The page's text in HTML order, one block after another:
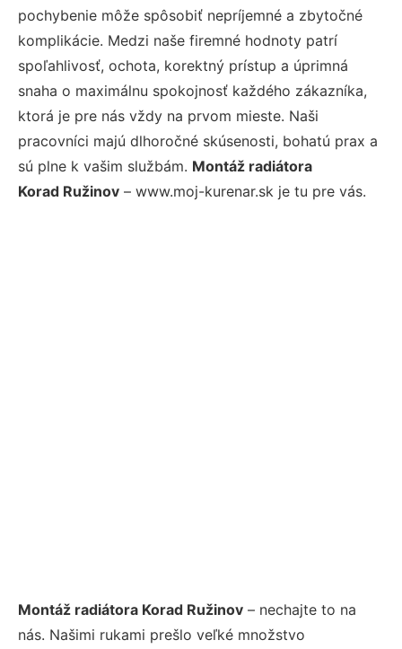
pochybenie môže spôsobiť nepríjemné a zbytočné
komplikácie. Medzi naše firemné hodnoty patrí
spoľahlivosť, ochota, korektný prístup a úprimná
snaha o maximálnu spokojnosť každého zákazníka,
ktorá je pre nás vždy na prvom mieste. Naši
pracovníci majú dlhoročné skúsenosti, bohatú prax a
sú plne k vašim službám. Montáž radiátora
Korad Ružinov – www.moj-kurenar.sk je tu pre vás.
Montáž radiátora Korad Ružinov – nechajte to na
nás. Našimi rukami prešlo veľké množstvo